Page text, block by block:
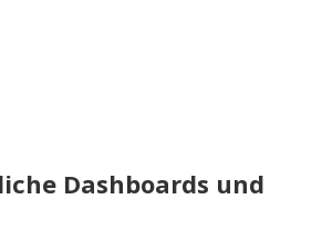
Dashboards und